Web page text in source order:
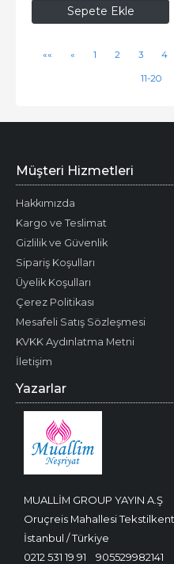
Sepete Ekle
«« « 1 2 3 4
11-20
MUALLİM GROUP YAYIN A.Ş
Oruçreis Mahallesi
İstanbul / Türkiye
0212 531 19 91
905529982141
Müşteri Hizmetleri
Hakkımızda
Kargo ve Teslimat
Gizlilik ve Güvenlik
Sipariş Koşulları
Üyelik Koşulları
Çerez Politikası
Mesafeli Satış Sözleşmesi
KVKK Aydınlatma Metni
İletişim
Yazarlar